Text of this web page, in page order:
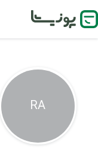
RA